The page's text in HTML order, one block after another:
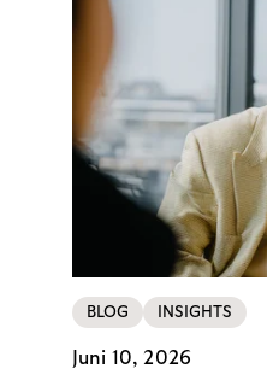
BLOG INSIGHTS
Juni 10, 2026